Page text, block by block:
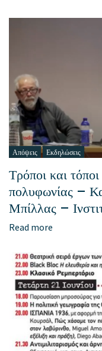
Απόψεις Εκδηλώσεις
Τρόποι και
πολυφωνίας –
Μπίλλας –
Read more